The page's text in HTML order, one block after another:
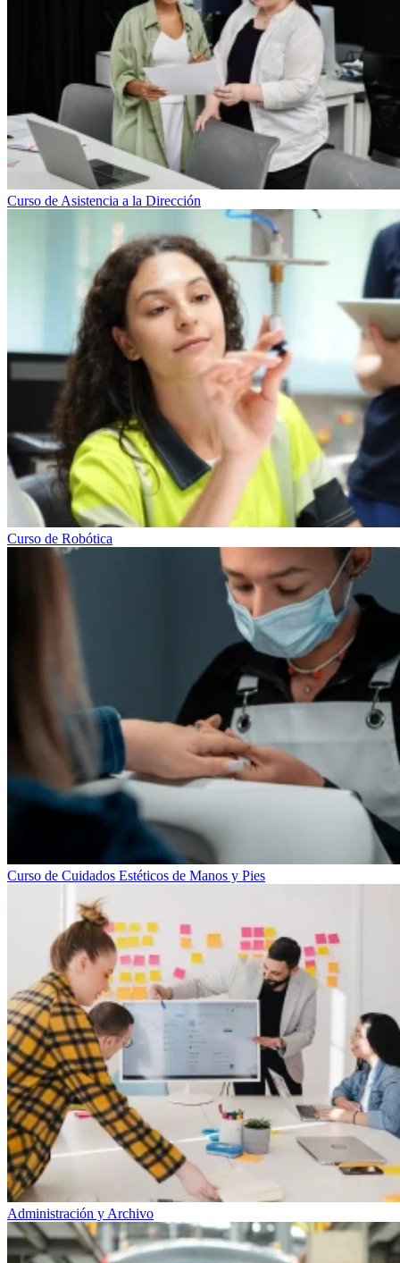
Curso de Asistencia a la Dirección
Curso de Robótica
Curso de Cuidados Estéticos de Manos y Pies
Administración y Archivo